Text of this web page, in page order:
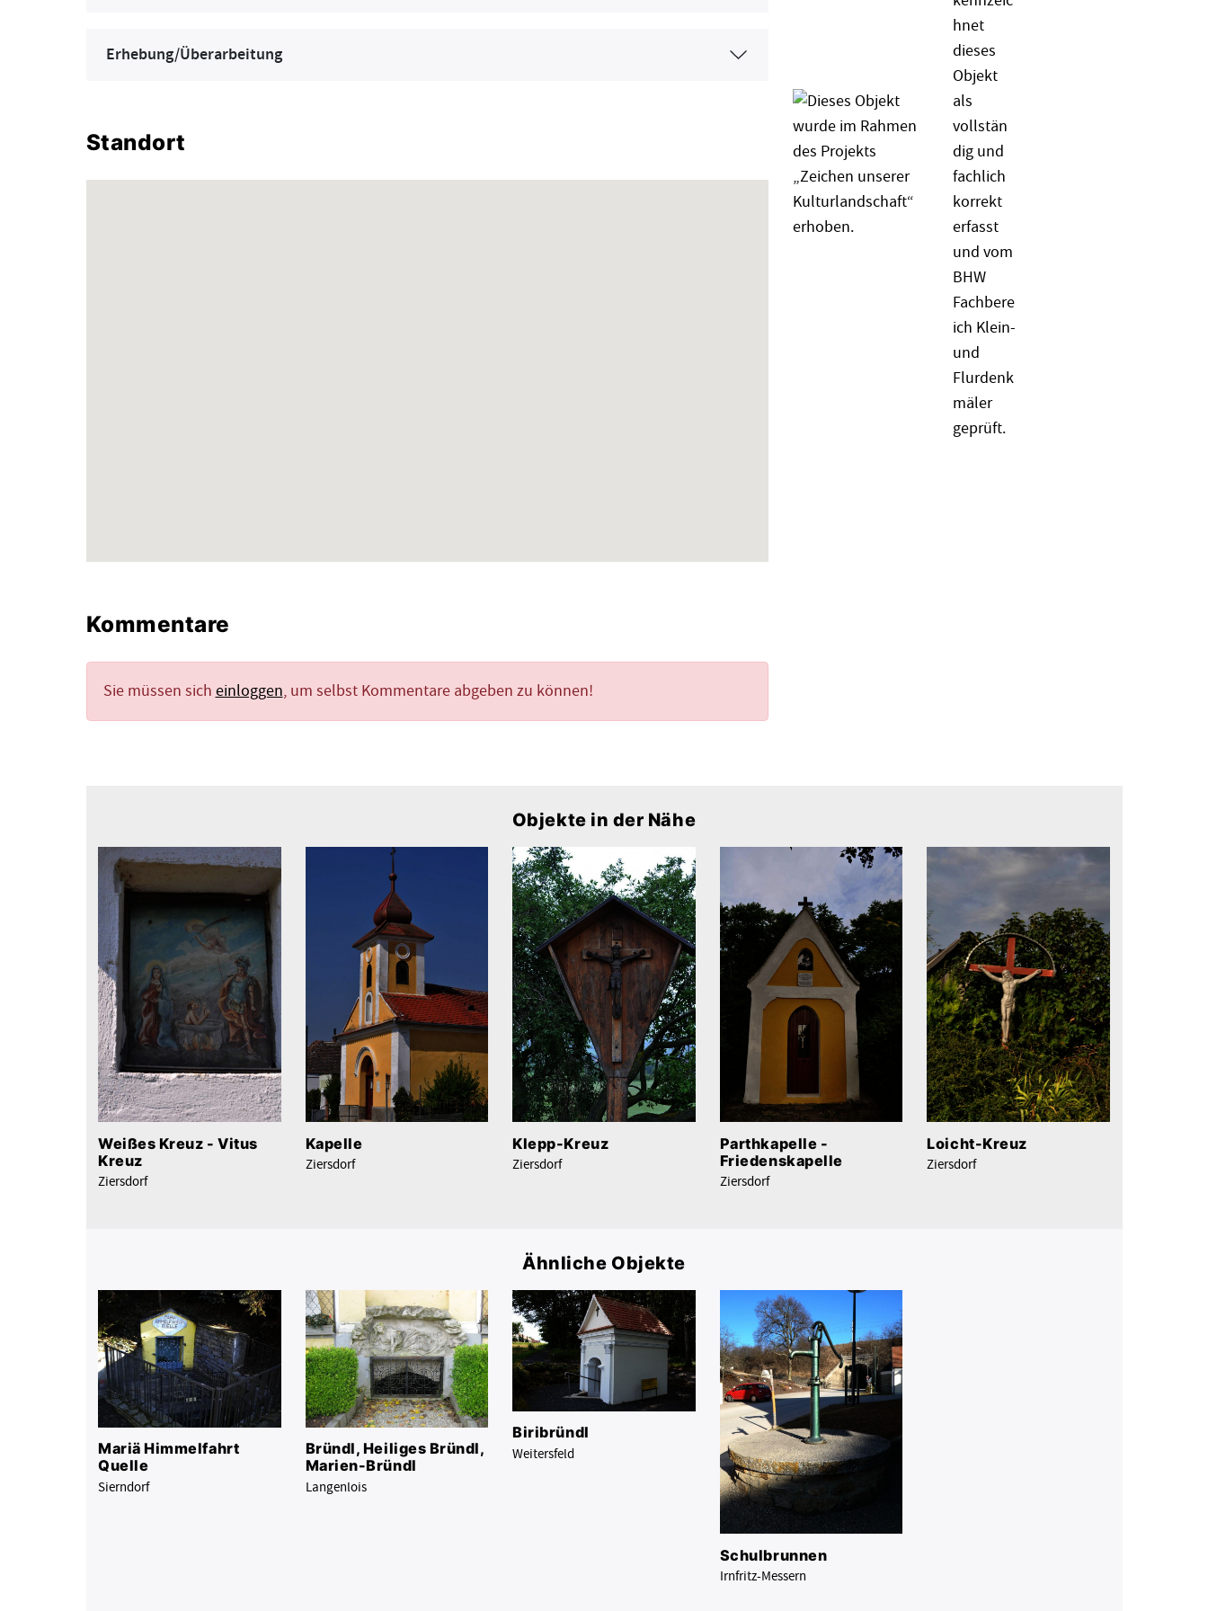
Erhebung/Überarbeitung
Standort
Kommentare
Sie müssen sich einloggen, um selbst Kommentare abgeben zu können!
Objekte in der Nähe
Weißes Kreuz - Vitus
Kreuz
Ziersdorf
Kapelle
Ziersdorf
Klepp-Kreuz
Ziersdorf
Parthkapelle -
Friedenskapelle
Ziersdorf
Loicht-Kreuz
Ziersdorf
Ähnliche Objekte
Mariä Himmelfahrt
Quelle
Sierndorf
Bründl, Heiliges Bründl,
Marien-Bründl
Langenlois
Biribründl
Weitersfeld
Schulbrunnen
Irnfritz-Messern